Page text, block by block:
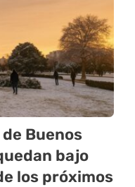
Buenos
bajo
los próximos